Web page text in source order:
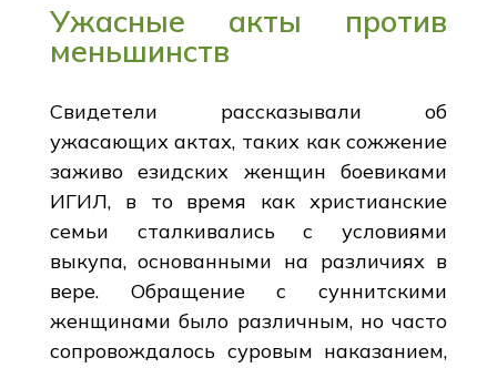
Ужасные акты против
меньшинств
Свидетели рассказывали об
ужасающих актах, таких как сожжение
заживо езидских женщин боевиками
ИГИЛ, в то время как христианские
семьи сталкивались с условиями
выкупа, основанными на различиях в
вере. Обращение с суннитскими
женщинами было различным, но часто
сопровождалось суровым наказанием,